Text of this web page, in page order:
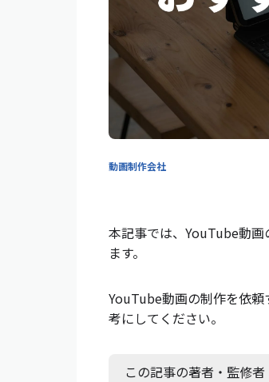
動画制作会社
本記事では、YouTube動
ます。
YouTube動画の制作を依
考にしてください。
この記事の著者・監修者